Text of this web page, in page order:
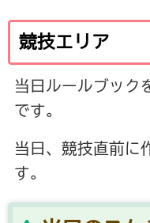
競技エリア
当日ルールブック
です。
当日、競技直前に
す。